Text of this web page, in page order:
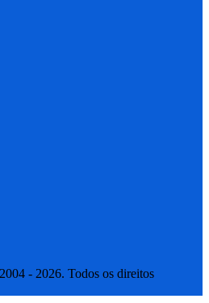
- 2026. Todos os direitos